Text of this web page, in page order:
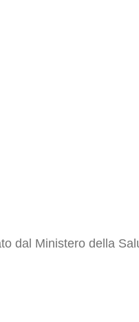
dal Ministero della